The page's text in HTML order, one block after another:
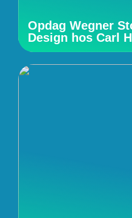
Opdag Wegner
Design hos Carl